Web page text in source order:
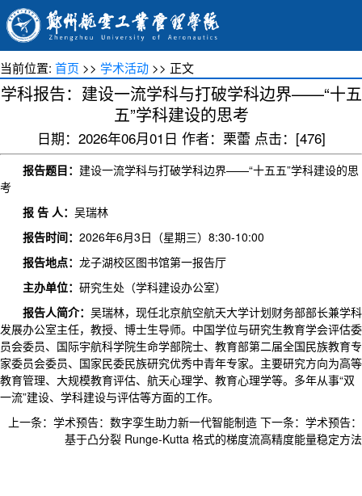
当前位置: 首页 >> 学术活动 >> 正文
学科报告：建设一流学科与打破学科边界——“十五
五”学科建设的思考
日期：2026年06月01日 作者：栗蕾 点击：[476]
报告题目： 建设一流学科与打破学科边界——“十五五”学科建设的思
考
报 告 人： 吴瑞林
报告时间： 2026年6月3日（星期三）8:30-10:00
报告地点： 龙子湖校区图书馆第一报告厅
主办单位： 研究生处（学科建设办公室）
报告人简介： 吴瑞林，现任北京航空航天大学计划财务部部长兼学科
发展办公室主任，教授、博士生导师。中国学位与研究生教育学会评估委
员会委员、国际宇航科学院生命学部院士、教育部第二届全国民族教育专
家委员会委员、国家民委民族研究优秀中青年专家。主要研究方向为高等
教育管理、大规模教育评估、航天心理学、教育心理学等。多年从事“双
一流”建设、学科建设与评估等方面的工作。
上一条： 学术预告：数字孪生助力新一代智能制造 下一条： 学术预告：
基于凸分裂 Runge-Kutta 格式的梯度流高精度能量稳定方法